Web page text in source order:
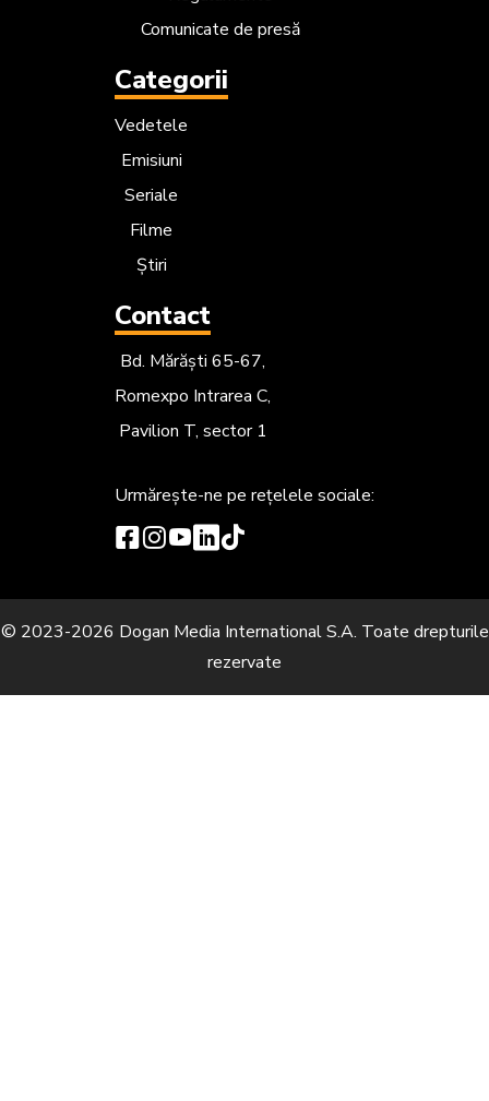
Comunicate de presă
Categorii
Vedetele
Emisiuni
Seriale
Filme
Știri
Contact
Bd. Mărăști 65-67,
Romexpo Intrarea C,
Pavilion T, sector 1
Urmărește-ne pe rețelele sociale:
© 2023-2026 Dogan Media International S.A. Toate drepturile
rezervate